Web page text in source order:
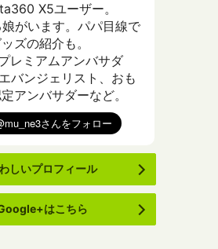
X5ユーザー。
がいます。パパ目線で
ズの紹介も。
レミアムアンバサダ
バンジェリスト、おも
アンバサダーなど。
しいプロフィール
はこちら